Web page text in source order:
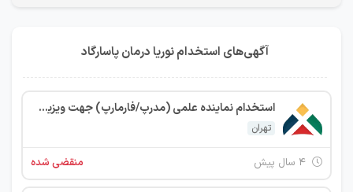
آگهی‌های استخدام نوریا درمان پاسارگاد
استخدام نماینده علمی (مدرپ/فارمارپ) جهت ویزیت پزشک و داروخانه
تهران
منقضی شده